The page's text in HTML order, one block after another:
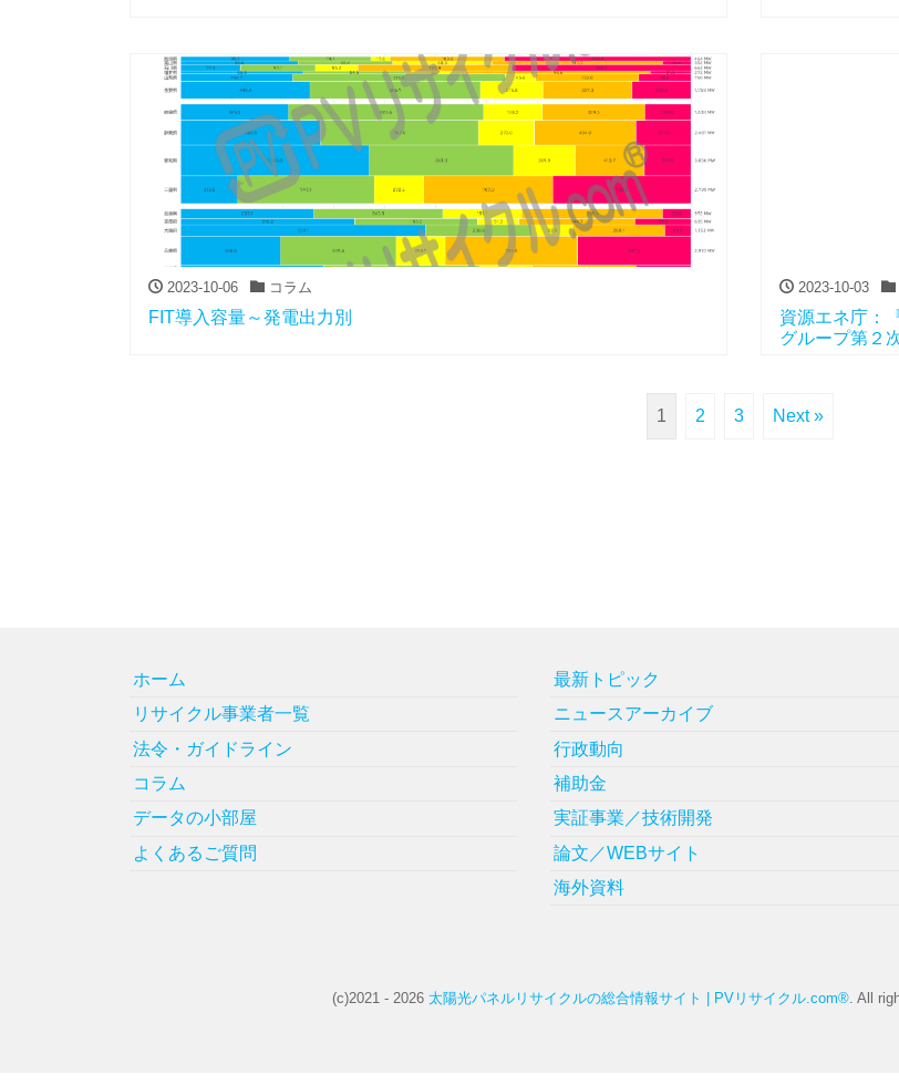
2023-10-06 コラム
FIT導入容量～発電出力別
2023-10-03
資源エネ庁：
グループ第２
1 2 3 Next »
ホーム
リサイクル事業者一覧
法令・ガイドライン
コラム
データの小部屋
よくあるご質問
最新トピック
ニュースアーカイブ
行政動向
補助金
実証事業／技術開発
論文／WEBサイト
海外資料
(c)2021 - 2026 太陽光パネルリサイクルの総合情報サイト | PVリサイクル.com®. All